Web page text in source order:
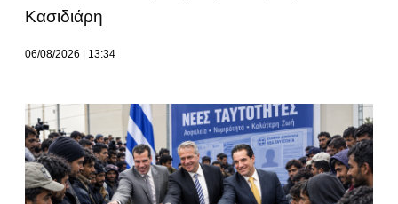
Κασιδιάρη
06/08/2026 13:34